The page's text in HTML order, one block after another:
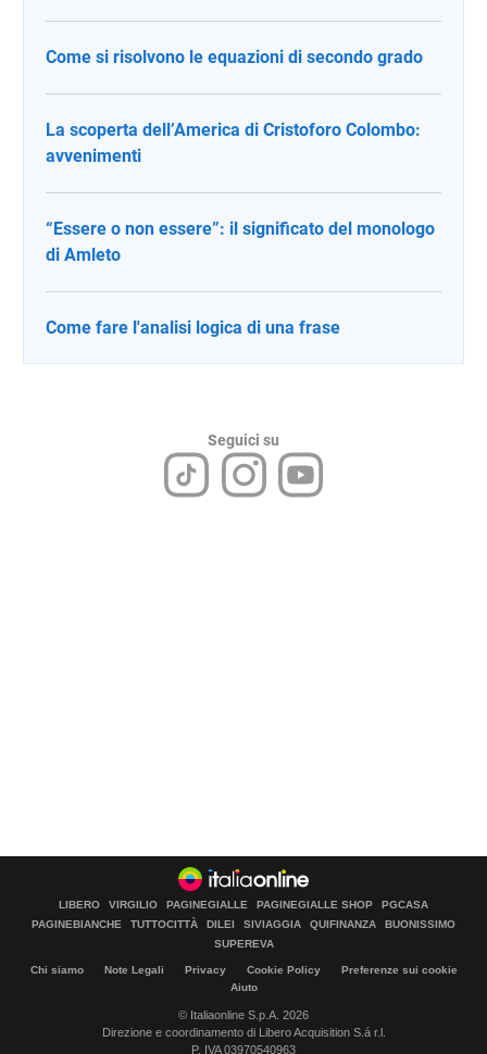
Come si risolvono le equazioni di secondo grado
La scoperta dell’America di Cristoforo Colombo:
avvenimenti
“Essere o non essere”: il significato del monologo
di Amleto
Come fare l'analisi logica di una frase
Seguici su
LIBERO VIRGILIO PAGINEGIALLE PAGINEGIALLE SHOP
PGCASA
PAGINEBIANCHE
TUTTOCITTÀ DILEI SIVIAGGIA QUIFINANZA
BUONISSIMO
SUPEREVA
Chi siamo Note Legali Privacy Cookie Policy
Preferenze sui cookie
Aiuto
© Italiaonline S.p.A. 2026
Direzione e coordinamento di Libero Acquisition S.á r.l.
P. IVA 03970540963